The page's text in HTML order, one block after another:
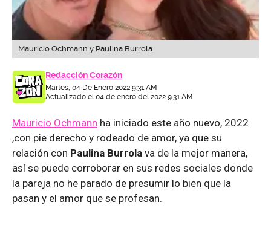
Mauricio Ochmann y Paulina Burrola
Redacción Corazón
Martes, 04 De Enero 2022 9:31 AM
Actualizado el 04 de enero del 2022 9:31 AM
Mauricio Ochmann ha iniciado este año nuevo, 2022
,con pie derecho y rodeado de amor, ya que su
relación con Paulina Burrola va de la mejor manera,
así se puede corroborar en sus redes sociales donde
la pareja no he parado de presumir lo bien que la
pasan y el amor que se profesan.